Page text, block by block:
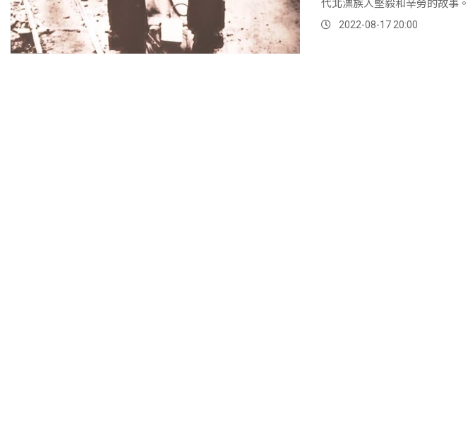
2022-08-17 20:00